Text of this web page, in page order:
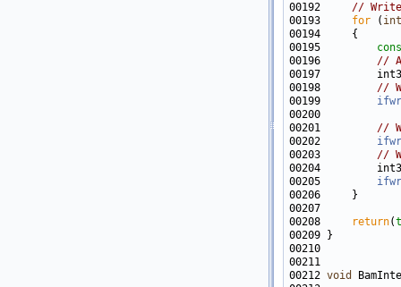
00192 // Write
00193 for ( int
00195
00196 //
00198 //
00199
00201 //
00202
00203 //
00204
00205
00208
return(
00212 void